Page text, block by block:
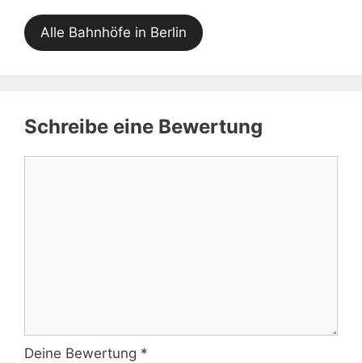
Alle Bahnhöfe in Berlin
Schreibe eine Bewertung
Deine Bewertung *